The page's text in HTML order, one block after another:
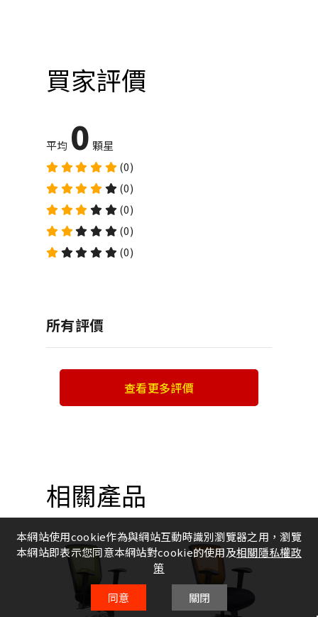
買家評價
平均 0 顆星
(0)
(0)
(0)
(0)
(0)
所有評價
查看更多評價
相關產品
本網站使用cookie作為與網站互動時識別瀏覽器之用，瀏覽
本網站即表示您同意本網站對cookie的使用及相關隱私權政
策
同意
關閉